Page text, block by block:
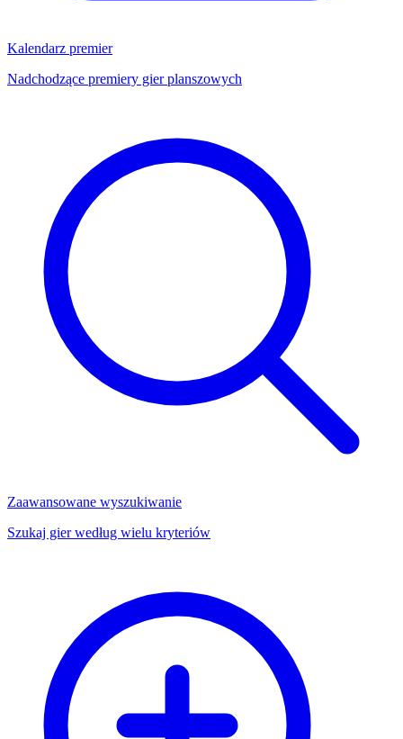
Kalendarz premier
Nadchodzące premiery gier planszowych
Zaawansowane wyszukiwanie
Szukaj gier według wielu kryteriów